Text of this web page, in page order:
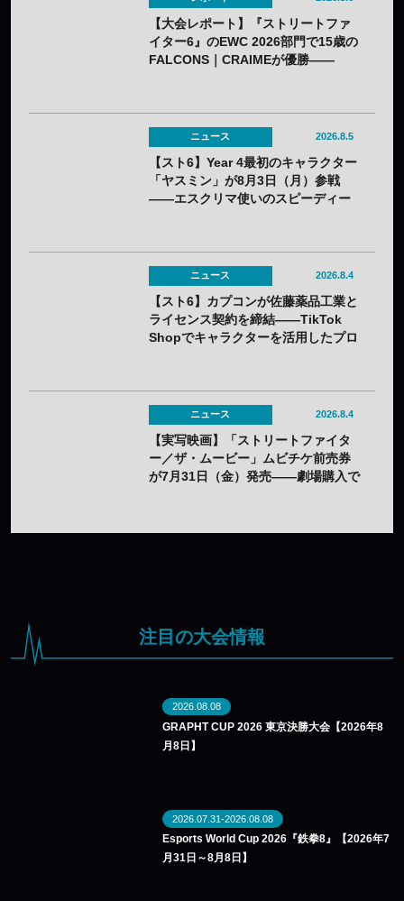
【大会レポート】『ストリートファ
イター6』のEWC 2026部門で15歳の
FALCONS｜CRAIMEが優勝——
ニュース 2026.8.5
【スト6】Year 4最初のキャラクター
「ヤスミン」が8月3日（月）参戦
——エスクリマ使いのスピーディー
ニュース 2026.8.4
【スト6】カプコンが佐藤薬品工業と
ライセンス契約を締結——TikTok
Shopでキャラクターを活用したプロ
ニュース 2026.8.4
【実写映画】「ストリートファイタ
ー／ザ・ムービー」ムビチケ前売券
が7月31日（金）発売——劇場購入で
注目の大会情報
2026.08.08
GRAPHT CUP 2026 東京決勝大会【2026年8
月8日】
2026.07.31-2026.08.08
Esports World Cup 2026『鉄拳8』【2026年7
月31日～8月8日】